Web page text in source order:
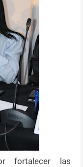
fortalecer las